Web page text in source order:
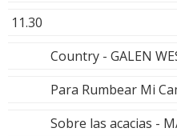
11.30
Country - GALEN
Para Rumbear Mi
Sobre las acacias -